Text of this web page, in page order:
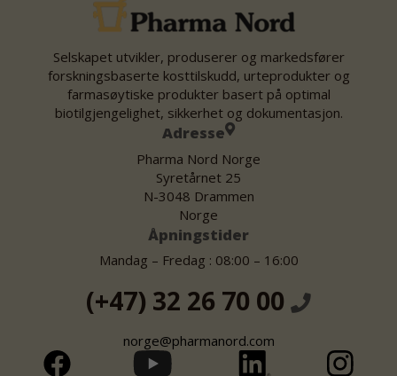
Selskapet utvikler, produserer og markedsfører
forskningsbaserte kosttilskudd, urteprodukter og
farmasøytiske produkter basert på optimal
biotilgjengelighet, sikkerhet og dokumentasjon.
Adresse
Pharma Nord Norge
Syretårnet 25
N-3048 Drammen
Norge
Åpningstider
Mandag – Fredag : 08:00 – 16:00
(+47) 32 26 70 00
norge@pharmanord.com